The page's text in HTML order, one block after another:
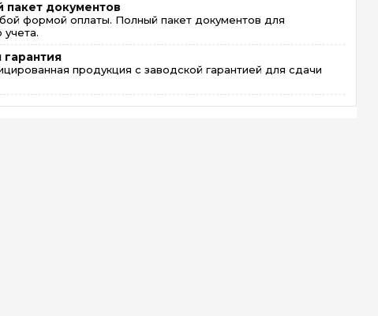
документов
формой оплаты. Полный пакет документов для
учета.
продукция с заводской гарантией для сдачи